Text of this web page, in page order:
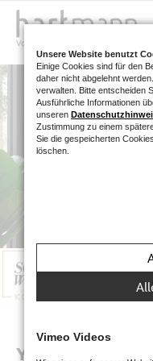
YONNA
Unsere Website benutzt
Einige Cookies sind für den
daher nicht abgelehnt
verwalten. Bitte entscheiden
Ausführliche Informationen
unseren
Zustimmung zu einem
Sie die gespeicherten
löschen.
Vimeo Videos